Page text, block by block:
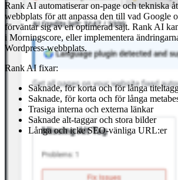
Rank AI automatiserar on-page och tekniska
webbplats för att anpassa den till vad Google
förväntar sig av en optimerad sajt. Rank AI
i Morningscore, eller implementera
Wordpress-webbplats.
Rank AI fixar:
Saknade, för korta och för långa
Saknade, för korta och för långa
Trasiga interna och externa länkar
Saknade alt-taggar och stora bilder
Långa och icke SEO-vänliga URL:er